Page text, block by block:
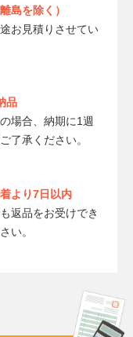
島を除く）
お見積りさせてい
品
場合、納期に1週
了承ください。
より7日以内
返品をお受けでき
い。